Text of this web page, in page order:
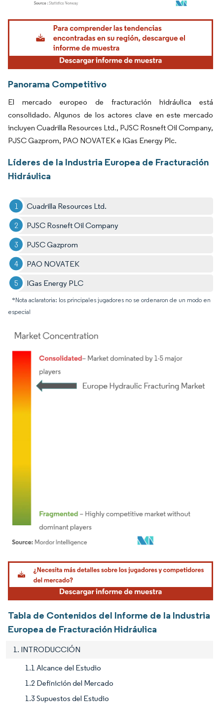
Imagen © Mordor Intelligence. El uso requiere atribución según CC BY 4.0.
Panorama Competitivo
El mercado europeo de fracturación hidráulica está
consolidado. Algunos de los actores clave en este mercado
incluyen Cuadrilla Resources Ltd., PJSC Rosneft Oil Company,
PJSC Gazprom, PAO NOVATEK e IGas Energy Plc.
Líderes de la Industria Europea de Fracturación
Hidráulica
Cuadrilla Resources Ltd.
PJSC Rosneft Oil Company
PJSC Gazprom
PAO NOVATEK
IGas Energy PLC
*Nota aclaratoria: los principales jugadores no se ordenaron de un modo en
especial
Imagen © Mordor Intelligence. El uso requiere atribución según CC BY 4.0.
Tabla de Contenidos del Informe de la Industria
Europea de Fracturación Hidráulica
1. INTRODUCCIÓN
1.1 Alcance del Estudio
1.2 Definición del Mercado
1.3 Supuestos del Estudio